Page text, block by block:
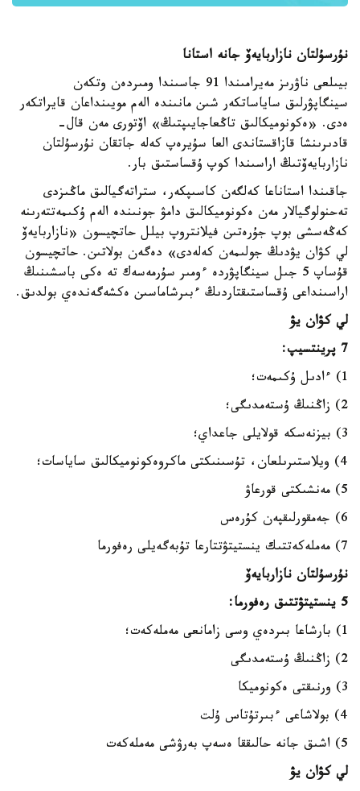
نۇرسۇلتان نازاربايەۆ جانە استانا
بيىلعى ناۋرىز مەيرامىندا 91 جاسىندا ومىردەن وتكەن
سينگاپۋرلىق ساياساتكەر شىن مانىندە الەم مويىنداعان قايراتكەر
ەدى. «ەكونوميكالىق تاڭعاجايىپتىڭ» اۆتورى مەن قال-
قادىرىنشا قازاقستاندى العا سۇيرەپ كەلە جاتقان نۇرسۇلتان
نازاربايەۆتىڭ اراسىندا كوپ ۇقساستىق بار.
جاقىندا استاناعا كەلگەن كاسىپكەر، ستراتەگيالىق ماڭىزدى
تەحنولوگيالار مەن ەكونوميكالىق دامۋ جونىندە الەم ۇكىمەتتەرىنە
كەڭەسشى بوپ جۇرەتىن فيلانتروپ بيلل حاتچيسون «نازاربايەۆ
لي كۋان يۋدىڭ جولىمەن كەلەدى» دەگەن بولاتىن. حاتچيسون
قۇساپ 5 جىل سينگاپۋردە ءومىر سۇرمەسەك تە ەكى باسشىنىڭ
اراسىنداعى ۇقساستىقتاردىڭ ءبىرشاماسىن ەكشەگەندەي بولدىق.
لي كۋان يۋ
7 پرينتسيپ:
1) ءادىل ۇكىمەت؛
2) زاڭنىڭ ۇستەمدىگى؛
3) بيزنەسكە قولايلى جاعداي؛
4) ويلاستىرىلعان، تۇسىنىكتى ماكروەكونوميكالىق ساياسات؛
5) مەنشىكتى قورعاۋ
6) جەمقورلىقپەن كۇرەس
7) مەملەكەتتىك ينستيتۋتتارعا تۇبەگەيلى رەفورما
نۇرسۇلتان نازاربايەۆ
5 ينستيتۋتتىق رەفورما:
1) بارشاعا بىردەي وسى زامانعى مەملەكەت؛
2) زاڭنىڭ ۇستەمدىگى
3) ورنىقتى ەكونوميكا
4) بولاشاعى ءبىرتۇتاس ۇلت
5) اشىق جانە حالىققا ەسەپ بەرۋشى مەملەكەت
لي كۋان يۋ